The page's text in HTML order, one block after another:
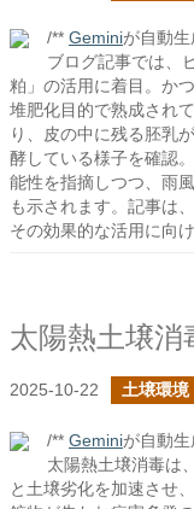
/** Geminiが自動
ブログ記事では、
粕」の活用に着目。か
堆肥化目的で熟成され
り、皮の中に残る胚乳
酵している様子を確認
能性を指摘しつつ、雨
も示されます。記事は
その効果的な活用に向
2025-10-22 土壌環境
/** Geminiが自動
太陽熱土壌消毒は
と土壌劣化を加速させ